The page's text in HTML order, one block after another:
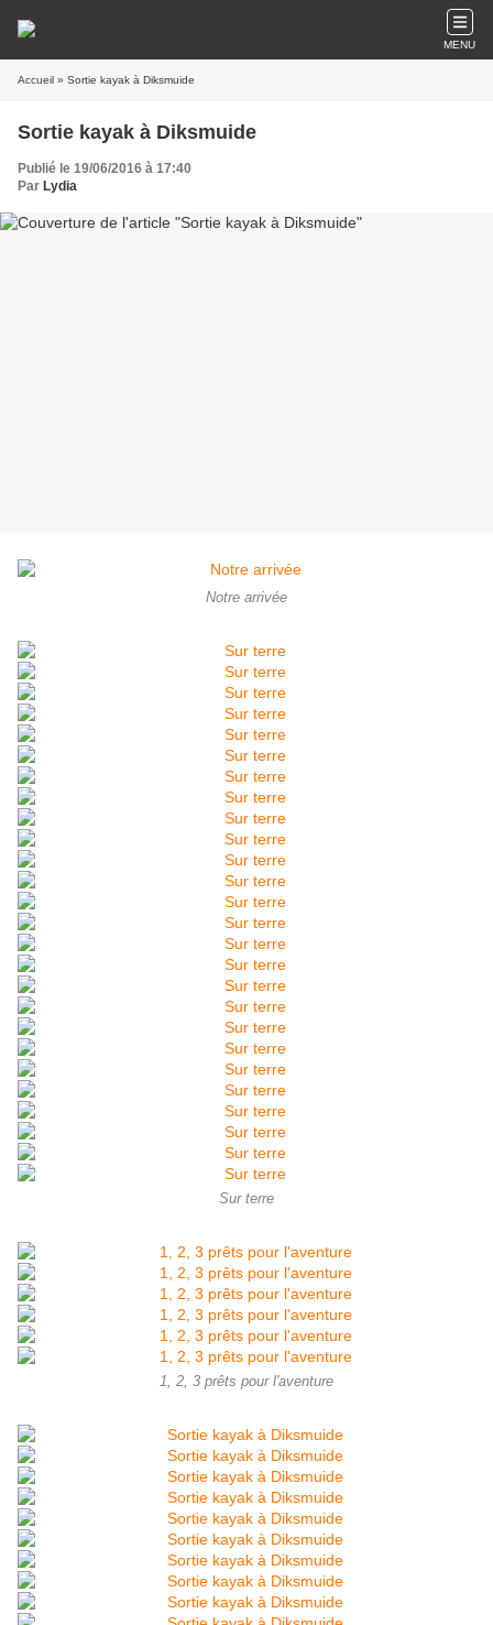
MENU
Accueil » Sortie kayak à Diksmuide
Sortie kayak à Diksmuide
Publié le 19/06/2016 à 17:40
Par Lydia
Notre arrivée
Sur terre
1, 2, 3 prêts pour l'aventure